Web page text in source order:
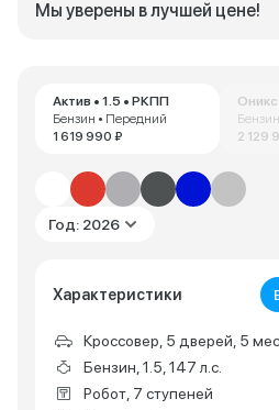
Актив • 1.5 • РКПП
Бензин • Передний
1 619 990 ₽
Оникс
2 129
Год: 2026
Характеристики
Кроссовер, 5 дверей, 5
Бензин, 1.5, 147 л.с.
Робот, 7 ступеней
Мы уверены в лучшей цене!